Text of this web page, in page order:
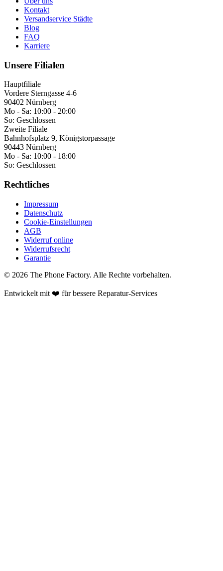
Kontakt
Versandservice Städte
Blog
FAQ
Karriere
Unsere Filialen
Hauptfiliale
Vordere Sterngasse 4-6
90402 Nürnberg
Mo - Sa: 10:00 - 20:00
So: Geschlossen
Zweite Filiale
Bahnhofsplatz 9, Königstorpassage
90443 Nürnberg
Mo - Sa: 10:00 - 18:00
So: Geschlossen
Rechtliches
Impressum
Datenschutz
Cookie-Einstellungen
AGB
Widerruf online
Widerrufsrecht
Garantie
© 2026 The Phone Factory. Alle Rechte vorbehalten.
Entwickelt mit ❤️ für bessere Reparatur-Services